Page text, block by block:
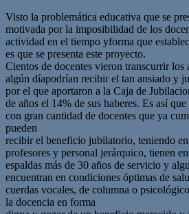
Visto la problemática educativa que se
motivada por la imposibilidad de los
actividad en el tiempo yforma que
es que se presenta este proyecto.
Cientos de docentes vieron transcurrir los
algún díapodrían recibir el tan ansiado y
por el que aportaron a la Caja de
de años el 14% de sus haberes. Es así
con gran cantidad de docentes que ya
pueden
recibir el beneficio jubilatorio, teniendo en
profesores y personal jerárquico, tienen
espaldas más de 30 años de servicio y
encuentran en condiciones óptimas de
cuerdas vocales, de columna o
la docencia en forma